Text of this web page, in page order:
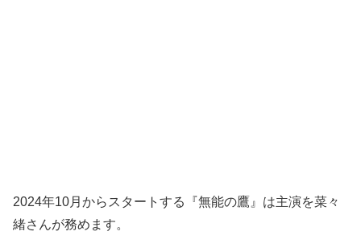
2024年10月からスタートする『無能の鷹』は主演を菜々
緒さんが務めます。